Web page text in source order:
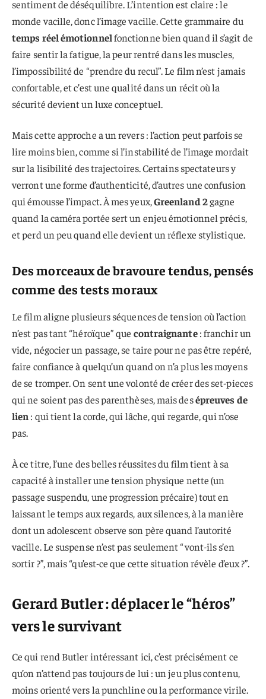
sentiment de déséquilibre. L’intention est claire : le
monde vacille, donc l’image vacille. Cette grammaire du
temps réel émotionnelfonctionne bien quand il s’agit de
faire sentir la fatigue, la peur rentré dans les muscles,
l’impossibilité de “prendre du recul”. Le film n’est jamais
confortable, et c’est une qualité dans un récit où la
sécurité devient un luxe conceptuel.
Mais cette approche a un revers : l’action peut parfois se
lire moins bien, comme si l’instabilité de l’image mordait
sur la lisibilité des trajectoires. Certains spectateurs y
verront une forme d’authenticité, d’autres une confusion
qui émousse l’impact. À mes yeux,Greenland 2gagne
quand la caméra portée sert un enjeu émotionnel précis,
et perd un peu quand elle devient un réflexe stylistique.
Des morceaux de bravoure tendus, pensés
comme des tests moraux
Le film aligne plusieurs séquences de tension où l’action
n’est pas tant “héroïque” que contraignante: franchir un
vide, négocier un passage, se taire pour ne pas être repéré,
faire confiance à quelqu’un quand on n’a plus les moyens
de se tromper. On sent une volonté de créer des set-pieces
qui ne soient pas des parenthèses, mais desépreuves de
lien : qui tient la corde, qui lâche, qui regarde, qui n’ose
pas.
À ce titre, l’une des belles réussites du film tient à sa
capacité à installer une tension physique nette (un
passage suspendu, une progression précaire) tout en
laissant le temps aux regards, aux silences, à la manière
dont un adolescent observe son père quand l’autorité
vacille. Le suspense n’est pas seulement “vont-ils s’en
sortir ?”, mais “qu’est-ce que cette situation révèle d’eux ?”.
Gerard Butler : déplacer le “héros”
vers le survivant
Ce qui rend Butler intéressant ici, c’est précisément ce
qu’on n’attend pas toujours de lui : un jeu plus contenu,
moins orienté vers la punchline ou la performance virile.